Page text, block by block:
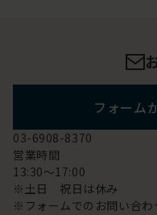
フォーム
03-6908-8370
営業時間
13:30～17:00
※土日 祝日は休み
※フォームでのお問い合わ